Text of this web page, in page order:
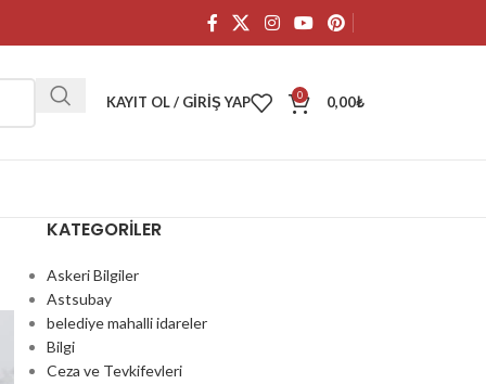
KAYIT OL / GIRIŞ YAP 0 0,00₺
KATEGORILER
Askeri Bilgiler
Astsubay
belediye mahalli idareler
Bilgi
Ceza ve Tevkifevleri